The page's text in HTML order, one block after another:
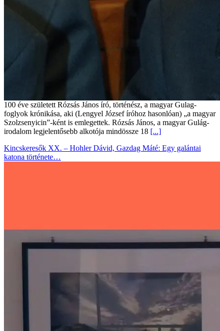
100 éve született Rózsás János író, történész, a magyar Gulag-
foglyok krónikása, aki (Lengyel József íróhoz hasonlóan) „a magyar
Szolzsenyicin”-ként is emlegettek. Rózsás János, a magyar Gulág-
irodalom legjelentősebb alkotója mindössze 18 [...]
Kincskeresők XX. – Hohler Dávid, Gazdag Máté: Egy galántai
katona története…